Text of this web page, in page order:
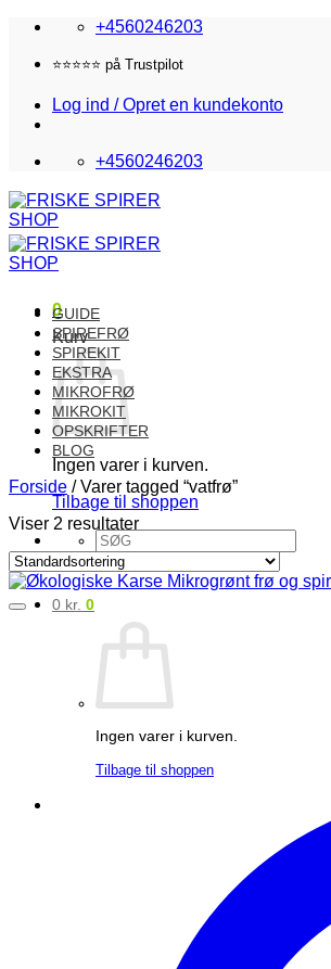
Fortsæt
indhold
+4560246203
Fri fragt i DK over 870,-
Log ind / Opret en kundekonto
+4560246203
0
Kurv
Ingen varer i kurven.
Tilbage til shoppen
Søg
efter:
0 kr. 0
Ingen varer i kurven.
Tilbage til shoppen
GUIDE
SPIREFRØ
SPIREKIT
EKSTRA
MIKROFRØ
MIKROKIT
OPSKRIFTER
BLOG
Forside /Varer tagged “vatfrø”
Viser 2 resultater